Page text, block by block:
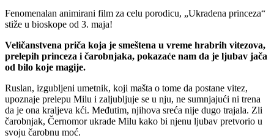
Fenomenalan animirani film za celu porodicu, „Ukradena princeza“
stiže u bioskope od 3. maja!
Veličanstvena priča koja je smeštena u vreme hrabrih vitezova,
prelepih princeza i čarobnjaka, pokazaće nam da je ljubav jača
od bilo koje magije.
Ruslan, izgubljeni umetnik, koji mašta o tome da postane vitez,
upoznaje prelepu Milu i zaljubljuje se u nju, ne sumnjajući ni trena
da je ona kraljeva kći. Međutim, njihova sreća nije dugo trajala. Zli
čarobnjak, Černomor ukrade Milu kako bi njenu ljubav pretvorio u
svoju čarobnu moć.